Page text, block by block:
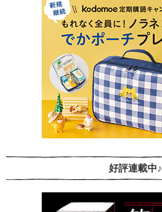
好評連載中♪